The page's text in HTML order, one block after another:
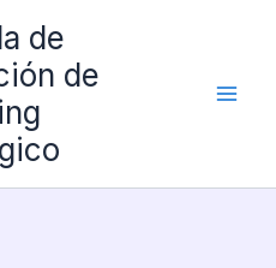
de
de